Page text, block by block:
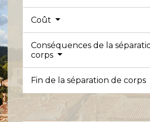
Coût
Conséquences de la
corps
Fin de la séparation de corps